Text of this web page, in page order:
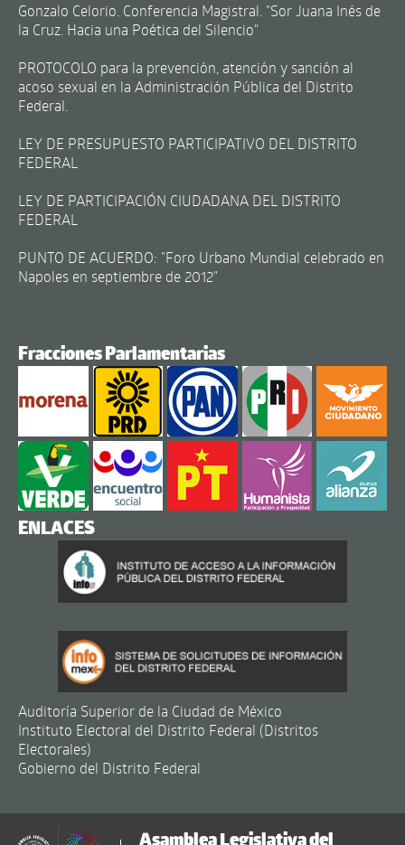
Gonzalo Celorio. Conferencia Magistral. "Sor Juana Inés de
la Cruz. Hacia una Poética del Silencio"
PROTOCOLO para la prevención, atención y sanción al
acoso sexual en la Administración Pública del Distrito
Federal.
LEY DE PRESUPUESTO PARTICIPATIVO DEL DISTRITO
FEDERAL
LEY DE PARTICIPACIÓN CIUDADANA DEL DISTRITO
FEDERAL
PUNTO DE ACUERDO: "Foro Urbano Mundial celebrado en
Napoles en septiembre de 2012"
Fracciones Parlamentarias
ENLACES
Auditoría Superior de la Ciudad de México
Instituto Electoral del Distrito Federal (Distritos
Electorales)
Gobierno del Distrito Federal